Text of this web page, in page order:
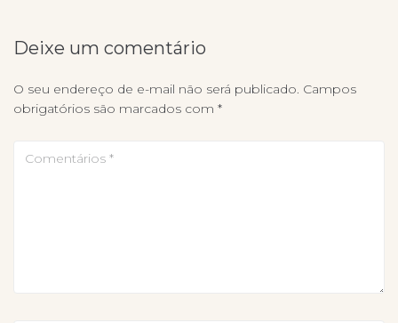
Deixe um comentário
O seu endereço de e-mail não será publicado. Campos
obrigatórios são marcados com *